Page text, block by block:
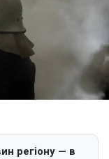
регіону — в